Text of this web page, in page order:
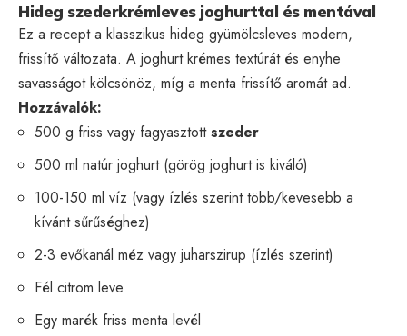
Hideg szederkrémleves joghurttal és mentával
Ez a recept a klasszikus hideg gyümölcsleves modern,
frissítő változata. A joghurt krémes textúrát és enyhe
savasságot kölcsönöz, míg a menta frissítő aromát ad.
Hozzávalók:
500 g friss vagy fagyasztottszeder
500 ml natúr joghurt (görög joghurt is kiváló)
100-150 ml víz (vagy ízlés szerint több/kevesebb a
kívánt sűrűséghez)
2-3 evőkanál méz vagy juharszirup (ízlés szerint)
Fél citrom leve
Egy marék friss menta levél